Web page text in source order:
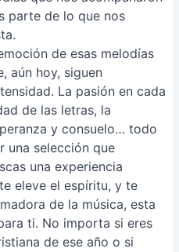
parte de lo que nos
de esas melodías
aún hoy, siguen
La pasión en cada
de las letras, la
y consuelo… todo
una selección que
una experiencia
eleve el espíritu, y te
de la música, esta
ti. No importa si eres
de ese año o si